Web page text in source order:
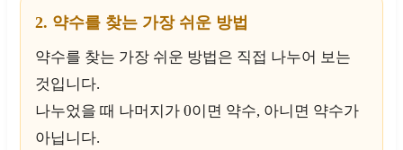
2. 약수를 찾는 가장 쉬운 방법
약수를 찾는 가장 쉬운 방법은 직접 나누어 보는
것입니다.
나누었을 때 나머지가 0이면 약수, 아니면 약수가
아닙니다.